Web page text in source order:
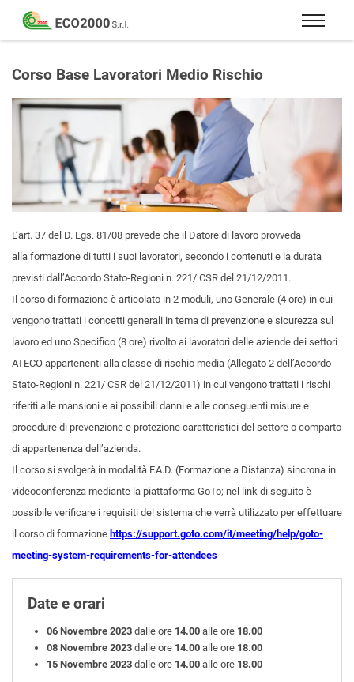
Eco
2000
Formazione
consulenza
per
sicurezza
lavoro
–
81/08
Corso Base Lavoratori Medio Rischio
L’art. 37 del D. Lgs. 81/08 prevede che il Datore di lavoro provveda
alla formazione di tutti i suoi lavoratori, secondo i contenuti e la durata
previsti dall’Accordo Stato-Regioni n. 221/ CSR del 21/12/2011.
Il corso di formazione è articolato in 2 moduli, uno Generale (4 ore) in cui
vengono trattati i concetti generali in tema di prevenzione e sicurezza sul
lavoro ed uno Specifico (8 ore) rivolto ai lavoratori delle aziende dei settori
ATECO appartenenti alla classe di rischio media (Allegato 2 dell’Accordo
Stato-Regioni n. 221/ CSR del 21/12/2011) in cui vengono trattati i rischi
riferiti alle mansioni e ai possibili danni e alle conseguenti misure e
procedure di prevenzione e protezione caratteristici del settore o comparto
di appartenenza dell’azienda.
Il corso si svolgerà in modalità F.A.D. (Formazione a Distanza) sincrona in
videoconferenza mediante la piattaforma GoTo; nel link di seguito è
possibile verificare i requisiti del sistema che verrà utilizzato per effettuare
il corso di formazione https://support.goto.com/it/meeting/help/goto-
meeting-system-requirements-for-attendees
Date e orari
06 Novembre 2023 dalle ore 14.00 alle ore 18.00
08 Novembre 2023 dalle ore 14.00 alle ore 18.00
15 Novembre 2023 dalle ore 14.00 alle ore 18.00